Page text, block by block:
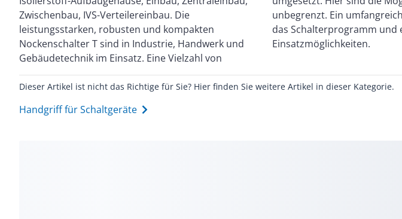
Zwischenbau, IVS-Verteilereinbau. Die
leistungsstarken, robusten und kompakten
Nockenschalter T sind in Industrie, Handwerk und
Gebäudetechnik im Einsatz. Eine Vielzahl von
unbegrenzt. Ein umfangreiches Zubehör komplettiert
das Schalterprogramm und ergänzt die
Einsatzmöglichkeiten.
Dieser Artikel ist nicht das Richtige für Sie? Hier finden Sie weitere Artikel in dieser Kategorie.
Handgriff für Schaltgeräte